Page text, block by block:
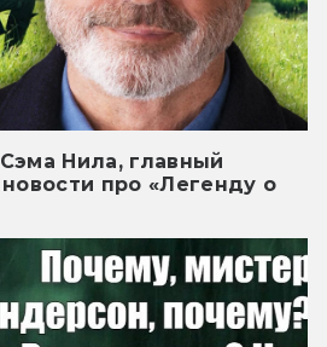
Нила, главный
про «Легенду о